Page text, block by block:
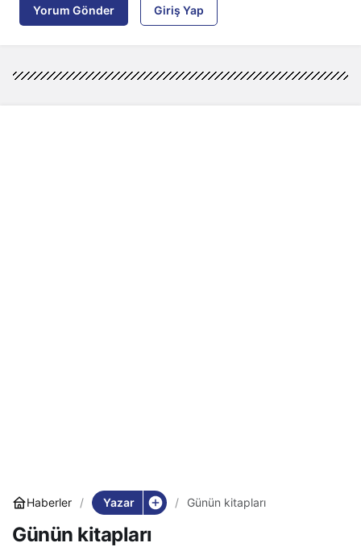
Yorum Gönder Giriş Yap
Haberler Yazar Günün kitapları
Günün kitapları